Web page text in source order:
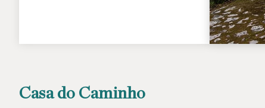
Casa do Caminho